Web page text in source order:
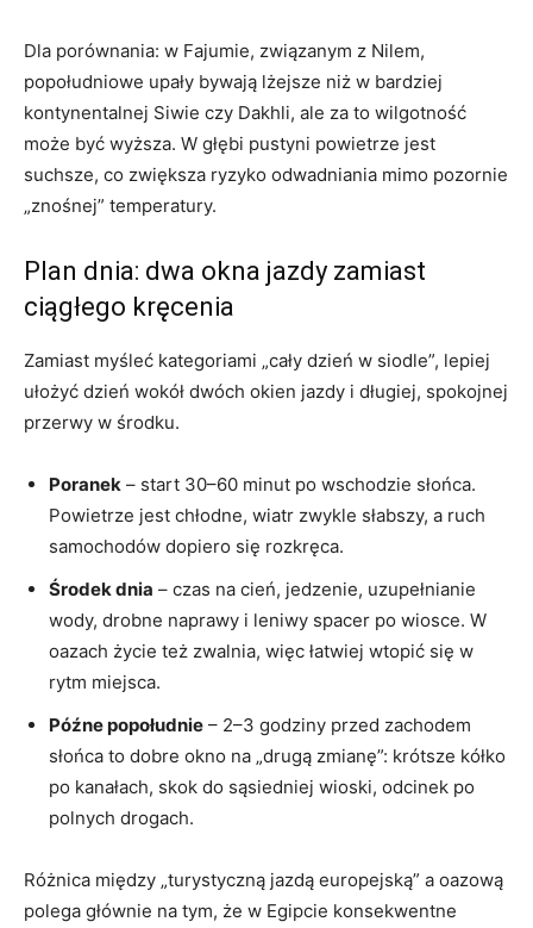
Dla porównania: w Fajumie, związanym z Nilem,
popołudniowe upały bywają lżejsze niż w bardziej
kontynentalnej Siwie czy Dakhli, ale za to wilgotność
może być wyższa. W głębi pustyni powietrze jest
suchsze, co zwiększa ryzyko odwadniania mimo pozornie
„znośnej” temperatury.
Plan dnia: dwa okna jazdy zamiast
ciągłego kręcenia
Zamiast myśleć kategoriami „cały dzień w siodle”, lepiej
ułożyć dzień wokół dwóch okien jazdy i długiej, spokojnej
przerwy w środku.
Poranek – start 30–60 minut po wschodzie słońca.
Powietrze jest chłodne, wiatr zwykle słabszy, a ruch
samochodów dopiero się rozkręca.
Środek dnia – czas na cień, jedzenie, uzupełnianie
wody, drobne naprawy i leniwy spacer po wiosce. W
oazach życie też zwalnia, więc łatwiej wtopić się w
rytm miejsca.
Późne popołudnie – 2–3 godziny przed zachodem
słońca to dobre okno na „drugą zmianę”: krótsze kółko
po kanałach, skok do sąsiedniej wioski, odcinek po
polnych drogach.
Różnica między „turystyczną jazdą europejską” a oazową
polega głównie na tym, że w Egipcie konsekwentne